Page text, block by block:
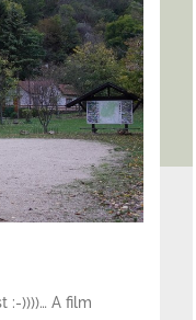
:-))))… A film